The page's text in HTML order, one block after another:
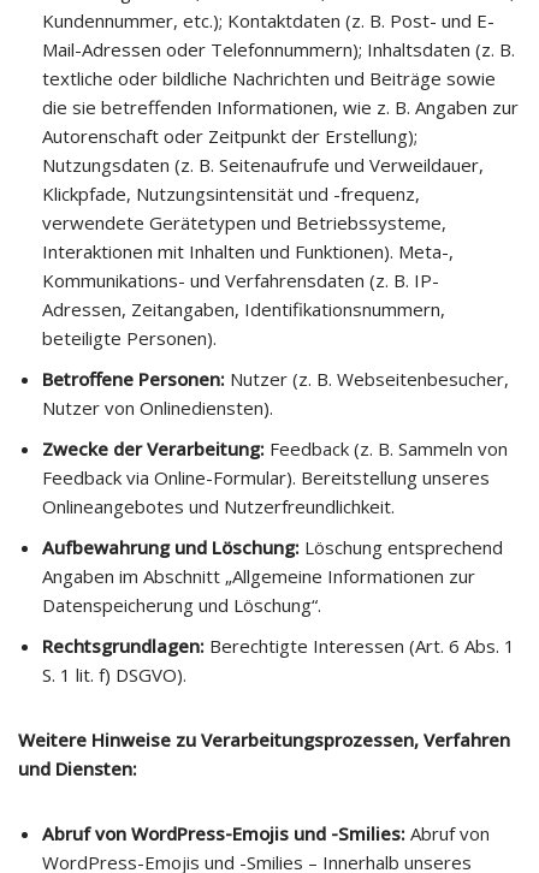
Kundennummer, etc.); Kontaktdaten (z. B. Post- und E-
Mail-Adressen oder Telefonnummern); Inhaltsdaten (z. B.
textliche oder bildliche Nachrichten und Beiträge sowie
die sie betreffenden Informationen, wie z. B. Angaben zur
Autorenschaft oder Zeitpunkt der Erstellung);
Nutzungsdaten (z. B. Seitenaufrufe und Verweildauer,
Klickpfade, Nutzungsintensität und -frequenz,
verwendete Gerätetypen und Betriebssysteme,
Interaktionen mit Inhalten und Funktionen). Meta-,
Kommunikations- und Verfahrensdaten (z. B. IP-
Adressen, Zeitangaben, Identifikationsnummern,
beteiligte Personen).
Betroffene Personen: Nutzer (z. B. Webseitenbesucher,
Nutzer von Onlinediensten).
Zwecke der Verarbeitung: Feedback (z. B. Sammeln von
Feedback via Online-Formular). Bereitstellung unseres
Onlineangebotes und Nutzerfreundlichkeit.
Aufbewahrung und Löschung: Löschung entsprechend
Angaben im Abschnitt „Allgemeine Informationen zur
Datenspeicherung und Löschung“.
Rechtsgrundlagen: Berechtigte Interessen (Art. 6 Abs. 1
S. 1 lit. f) DSGVO).
Weitere Hinweise zu Verarbeitungsprozessen, Verfahren
und Diensten:
Abruf von WordPress-Emojis und -Smilies: Abruf von
WordPress-Emojis und -Smilies – Innerhalb unseres